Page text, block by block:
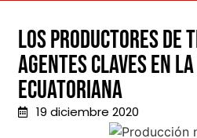
Los productores de
agentes claves en
ecuatoriana
19 diciembre 2020